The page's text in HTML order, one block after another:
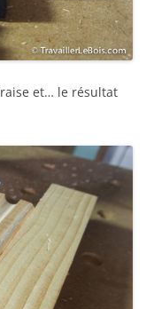
et… le résultat